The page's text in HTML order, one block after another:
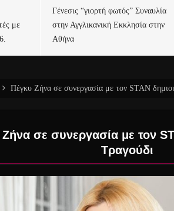
με
Γένεσις “γιορτή φωτός” Συναυλία
στην Αγγλικανική Εκκλησία στην
Αθήνα
Πέγκυ Ζήνα σε συνεργασία με τον STAN
σε συνεργασία με τον
Τραγούδι